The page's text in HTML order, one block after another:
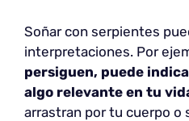
Soñar con serpientes
interpretaciones. Por
persiguen, puede
algo relevante en tu
arrastran por tu cuerpo o